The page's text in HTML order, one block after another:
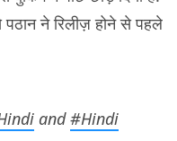
ने रिलीज़ होने से पहले
and#Hindi